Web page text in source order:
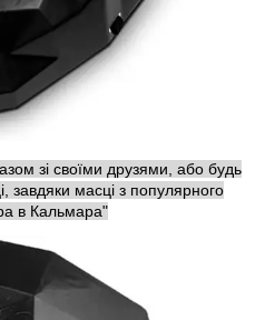
зі своїми друзями, або будь
завдяки масці з популярного
в Кальмара"